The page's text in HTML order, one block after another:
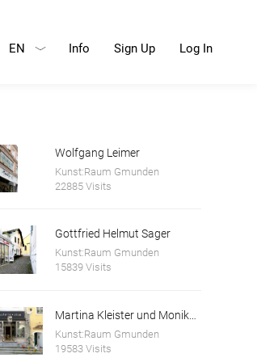
Info Sign Up Log In
EN
Wolfgang Leimer
Kunst:Raum Gmunden
22885 Visits
Gottfried Helmut Sager
Kunst:Raum Gmunden
15839 Visits
Kunst:Raum Gmunden
19583 Visits